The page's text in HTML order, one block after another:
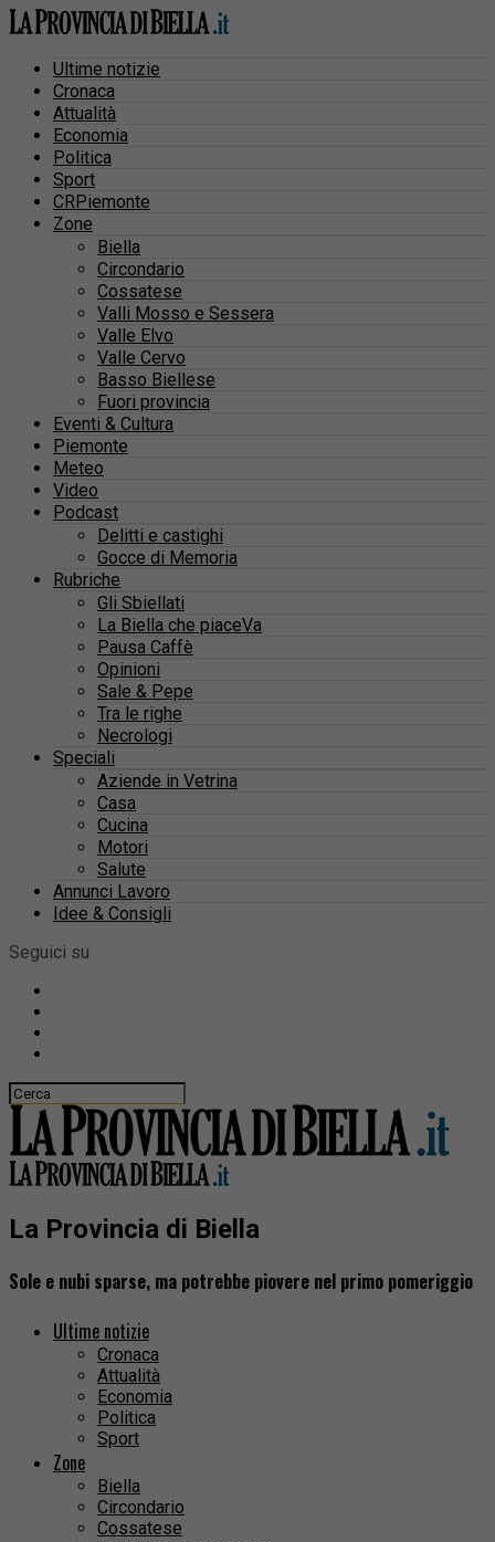
Ultime notizie
Cronaca
Attualità
Economia
Politica
Sport
CRPiemonte
Zone
Biella
Circondario
Cossatese
Valli Mosso e Sessera
Valle Elvo
Valle Cervo
Basso Biellese
Fuori provincia
Eventi & Cultura
Piemonte
Meteo
Video
Podcast
Delitti e castighi
Gocce di Memoria
Rubriche
Gli Sbiellati
La Biella che piaceVa
Pausa Caffè
Opinioni
Sale & Pepe
Tra le righe
Necrologi
Speciali
Aziende in Vetrina
Casa
Cucina
Motori
Salute
Annunci Lavoro
Idee & Consigli
Seguici su
La Provincia di Biella
Sole e nubi sparse, ma potrebbe piovere nel primo pomeriggio
Ultime notizie
Cronaca
Attualità
Economia
Politica
Sport
Zone
Biella
Circondario
Cossatese